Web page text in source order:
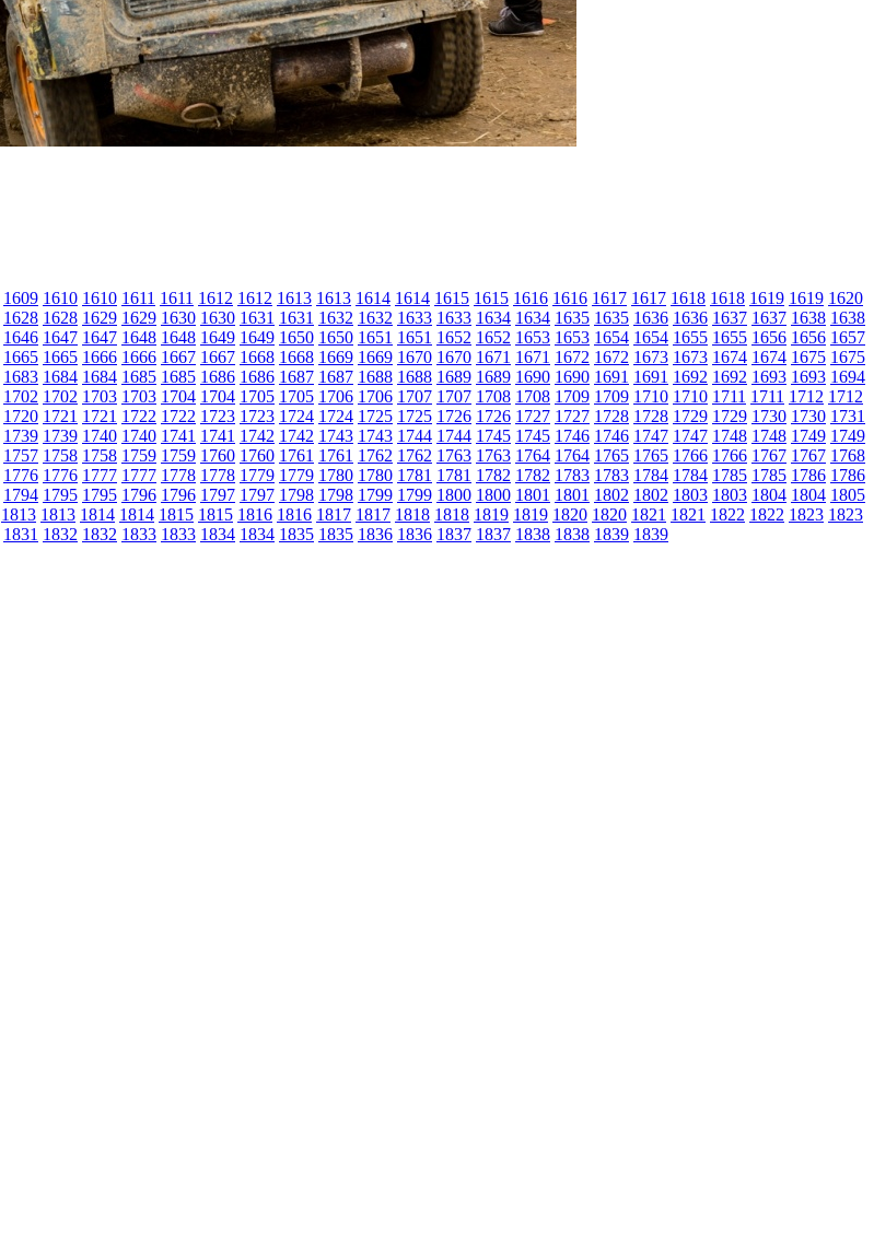
1609 1610 1610 1611 1611 1612 1612 1613 1613 1614 1614 1615 1615 1616 1616 1617 1617 1618 1618 1619 1619 1620
1628 1628 1629 1629 1630 1630 1631 1631 1632 1632 1633 1633 1634 1634 1635 1635 1636 1636 1637 1637 1638 1638
1646 1647 1647 1648 1648 1649 1649 1650 1650 1651 1651 1652 1652 1653 1653 1654 1654 1655 1655 1656 1656 1657
1665 1665 1666 1666 1667 1667 1668 1668 1669 1669 1670 1670 1671 1671 1672 1672 1673 1673 1674 1674 1675 1675
1683 1684 1684 1685 1685 1686 1686 1687 1687 1688 1688 1689 1689 1690 1690 1691 1691 1692 1692 1693 1693 1694
1702 1702 1703 1703 1704 1704 1705 1705 1706 1706 1707 1707 1708 1708 1709 1709 1710 1710 1711 1711 1712 1712
1720 1721 1721 1722 1722 1723 1723 1724 1724 1725 1725 1726 1726 1727 1727 1728 1728 1729 1729 1730 1730 1731
1739 1739 1740 1740 1741 1741 1742 1742 1743 1743 1744 1744 1745 1745 1746 1746 1747 1747 1748 1748 1749 1749
1757 1758 1758 1759 1759 1760 1760 1761 1761 1762 1762 1763 1763 1764 1764 1765 1765 1766 1766 1767 1767 1768
1776 1776 1777 1777 1778 1778 1779 1779 1780 1780 1781 1781 1782 1782 1783 1783 1784 1784 1785 1785 1786 1786
1794 1795 1795 1796 1796 1797 1797 1798 1798 1799 1799 1800 1800 1801 1801 1802 1802 1803 1803 1804 1804 1805
1813 1813 1814 1814 1815 1815 1816 1816 1817 1817 1818 1818 1819 1819 1820 1820 1821 1821 1822 1822 1823 1823
1831 1832 1832 1833 1833 1834 1834 1835 1835 1836 1836 1837 1837 1838 1838 1839 1839